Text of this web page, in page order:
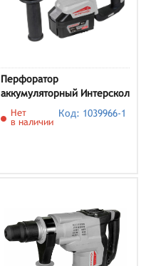
Перфоратор
аккумуляторный Интерскол
ПА-28/18ВM, арт. 732.4.1.70
(кейс, с 1 АКБ и ЗУ)
Нет
в наличии
Код: 1039966-1